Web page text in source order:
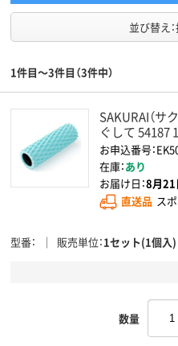
並び替え
1件目～3件目（3件中）
SAKURAI（サ
ぐして 54187
お申込番号：
在庫：あり
お届け日：8月21
直送品 ス
型番 販売単位 1セット(1個入)
数量